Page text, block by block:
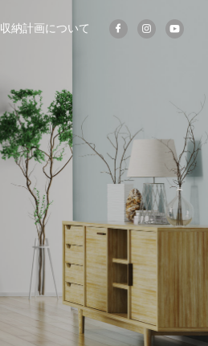
収納計画について